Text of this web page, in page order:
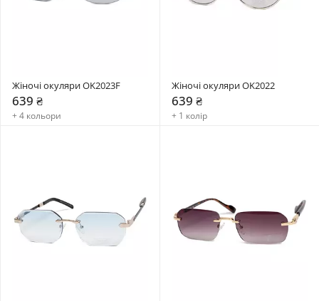
Жіночі окуляри OK2023F
639 ₴
+ 4 кольори
Жіночі окуляри OK2022
639 ₴
+ 1 колір